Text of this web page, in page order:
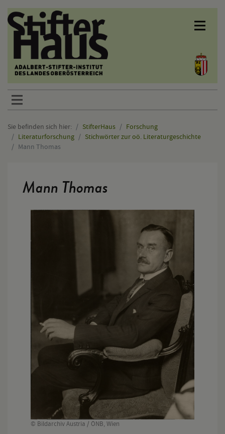
Sprunglinks
Sie befinden sich hier: StifterHaus
Forschung
Literaturforschung
Stichwörter zur oö. Literaturgeschichte
Mann Thomas
Mann Thomas
© Bildarchiv Austria / ÖNB, Wien